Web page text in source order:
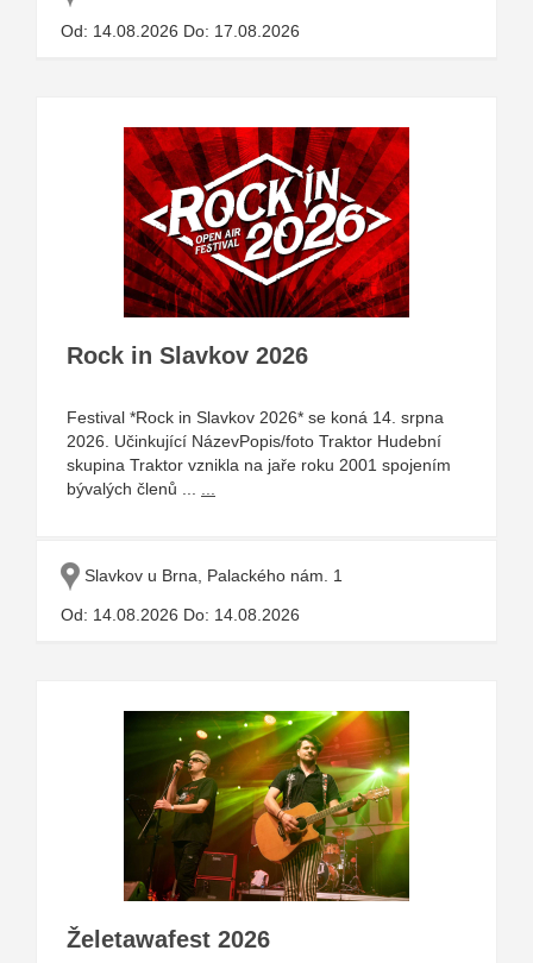
Od: 14.08.2026 Do: 17.08.2026
Rock in Slavkov 2026
Festival *Rock in Slavkov 2026* se koná 14. srpna
2026. Učinkující NázevPopis/foto Traktor Hudební
skupina Traktor vznikla na jaře roku 2001 spojením
bývalých členů ...
Slavkov u Brna, Palackého nám. 1
Od: 14.08.2026 Do: 14.08.2026
Želetawafest 2026